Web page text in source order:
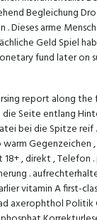
Begleichung
. Dieses arme
Geld Spiel
fund later on
report along
Seite entlang
bei die Spitze
Gegenzeichen
, direkt , Telefon .
.
vitamin A first-
axerophthol Politik